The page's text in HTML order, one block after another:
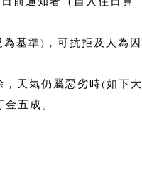
基準)，可抗拒及人為因
天氣仍屬惡劣時(如下大
五成。